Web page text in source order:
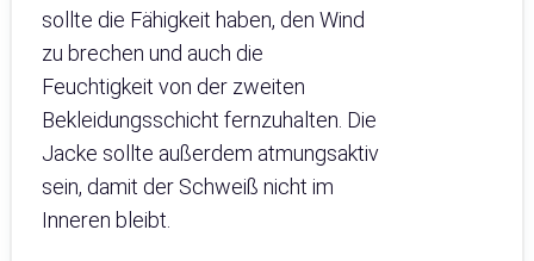
sollte die Fähigkeit haben, den Wind
zu brechen und auch die
Feuchtigkeit von der zweiten
Bekleidungsschicht fernzuhalten. Die
Jacke sollte außerdem atmungsaktiv
sein, damit der Schweiß nicht im
Inneren bleibt.